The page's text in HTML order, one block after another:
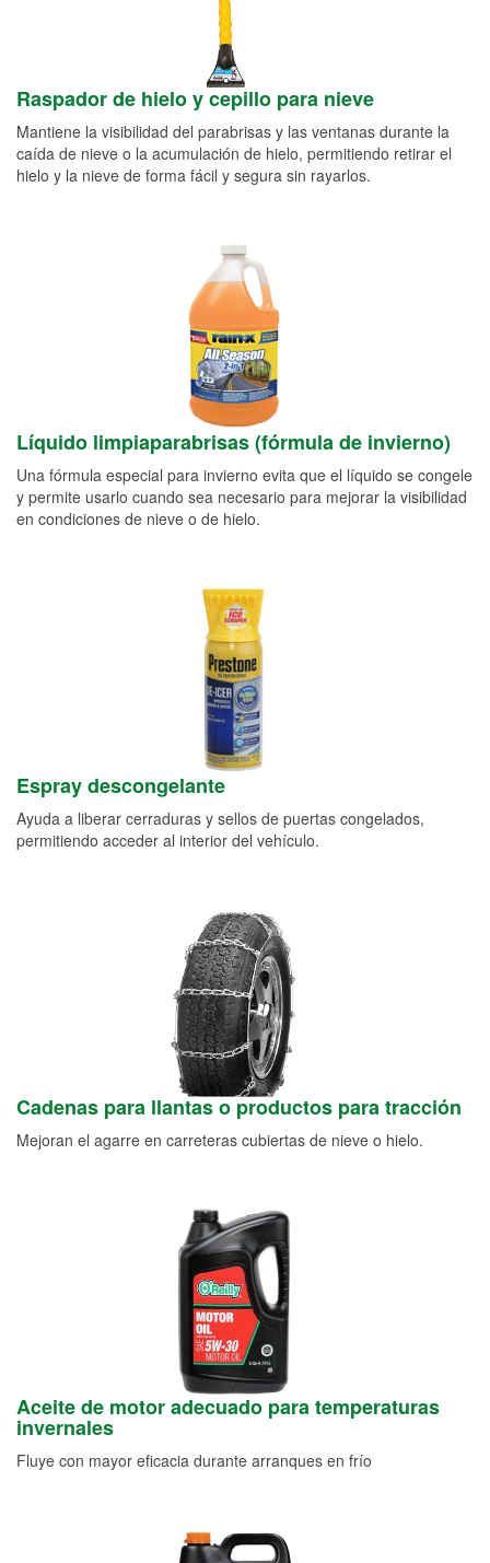
Raspador de hielo y cepillo para nieve
Mantiene la visibilidad del parabrisas y las ventanas durante la
caída de nieve o la acumulación de hielo, permitiendo retirar el
hielo y la nieve de forma fácil y segura sin rayarlos.
Líquido limpiaparabrisas (fórmula de invierno)
Una fórmula especial para invierno evita que el líquido se congele
y permite usarlo cuando sea necesario para mejorar la visibilidad
en condiciones de nieve o de hielo.
Espray descongelante
Ayuda a liberar cerraduras y sellos de puertas congelados,
permitiendo acceder al interior del vehículo.
Cadenas para llantas o productos para tracción
Mejoran el agarre en carreteras cubiertas de nieve o hielo.
Aceite de motor adecuado para temperaturas
invernales
Fluye con mayor eficacia durante arranques en frío